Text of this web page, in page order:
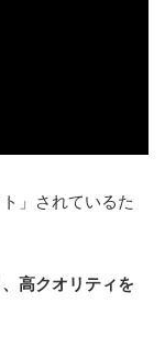
」されているた
高クオリティを